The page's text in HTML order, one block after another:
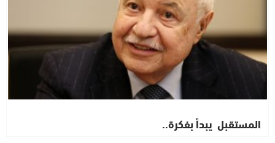
المستقبل يبدأ بفكرة..